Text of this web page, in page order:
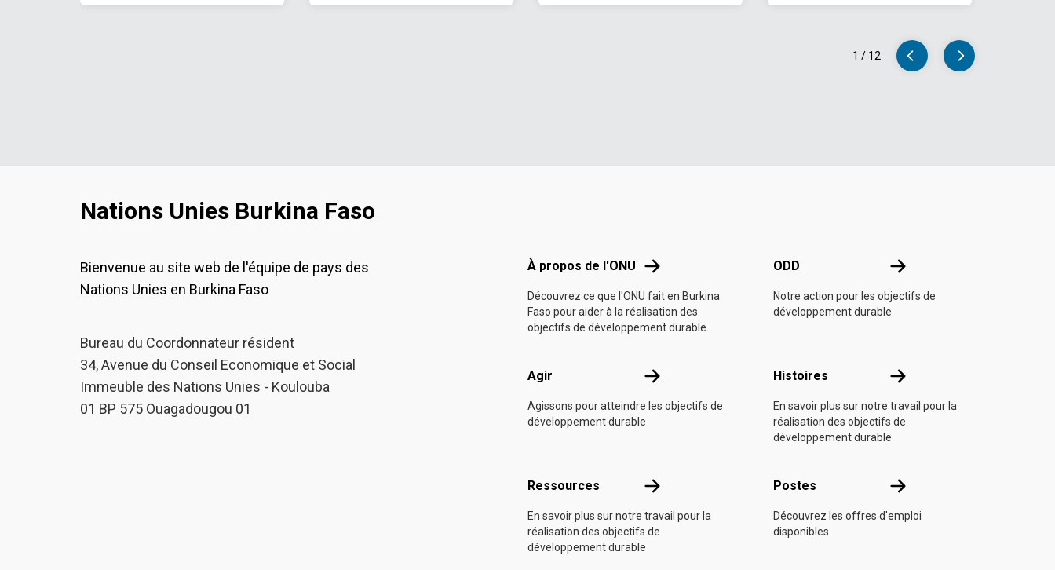
1 / 12
Nations Unies Burkina Faso
Bienvenue au site web de l'équipe de pays des
Nations Unies en Burkina Faso
Bureau du Coordonnateur résident
34, Avenue du Conseil Economique et Social
Immeuble des Nations Unies - Koulouba
01 BP 575 Ouagadougou 01
À propos de l'ONU À propos de l'ONU
Découvrez ce que l'ONU fait en Burkina
Faso pour aider à la réalisation des
objectifs de développement durable.
ODD ODD
Notre action pour les objectifs de
développement durable
Agir Agir
Agissons pour atteindre les objectifs de
développement durable
Histoires Histoires
En savoir plus sur notre travail pour la
réalisation des objectifs de
développement durable
Ressources Ressources
En savoir plus sur notre travail pour la
réalisation des objectifs de
développement durable
Postes Postes
Découvrez les offres d'emploi
disponibles.